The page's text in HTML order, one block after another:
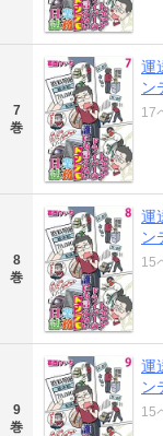
7
巻
運
ン
17
8
巻
運
ン
15
9
巻
運
ン
15